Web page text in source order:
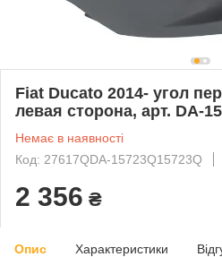
Fiat Ducato 2014- угол
левая сторона, арт. DA-
Немає в наявності
Код: 27617QDA-15723Q15723Q
2 356 ₴
Опис Характеристики